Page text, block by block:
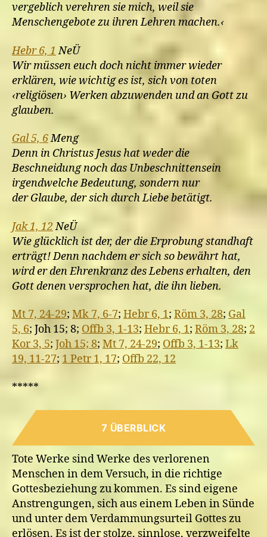
vergeblich verehren sie mich, weil sie
Menschengebote zu ihren Lehren machen.‹
Hebr 6, 1 NeÜ
Wir müssen euch doch nicht immer wieder
erklären, wie wichtig es ist, sich von toten
‹religiösen› Werken abzuwenden und an Gott zu
glauben.
Gal 5, 6Meng
Denn in Christus Jesus hat weder die
Beschneidung noch das Unbeschnittensein
irgendwelche Bedeutung, sondern nur
der Glaube, der sich durch Liebe betätigt.
Jak 1, 12NeÜ
Wie glücklich ist der, der die Erprobung standhaft
erträgt! Denn nachdem er sich so bewährt hat,
wird er den Ehrenkranz des Lebens erhalten, den
Gott denen versprochen hat, die ihn lieben.
Mt 7, 24-29; Mk 7, 6-7; Hebr 6, 1; Röm 3, 28; Gal
5, 6; Joh 15; 8; Offb 3, 1-13; Hebr 6, 1; Röm 3, 28; 2
Kor 3, 5; Joh 15; 8; Mt 7, 24-29; Offb 3, 1-13; Lk
19, 11-27; 1 Petr 1, 17; Offb 22, 12
*****
7 ÜBERBLICK
Tote Werke sind Werke des verlorenen
Menschen in dem Versuch, in die richtige
Gottesbeziehung zu kommen. Es sind eigene
Anstrengungen, sich aus einem Leben in Sünde
und unter dem Verdammungsurteil Gottes zu
erlösen. Es ist der stolze, sinnlose, verzweifelte